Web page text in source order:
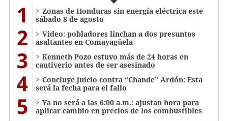
1
Zonas de Honduras sin energía eléctrica este
sábado 8 de agosto
2
Video: pobladores linchan a dos presuntos
asaltantes en Comayagüela
3
Kenneth Pozo estuvo más de 24 horas en
cautiverio antes de ser asesinado
4
Concluye juicio contra “Chande” Ardón: Esta
será la fecha para el fallo
5
Ya no será a las 6:00 a.m.: ajustan hora para
aplicar cambio en precios de los combustibles